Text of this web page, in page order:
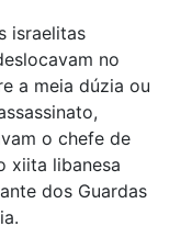
israelitas
no
a meia dúzia ou
o chefe de
xiita libanesa
dos Guardas